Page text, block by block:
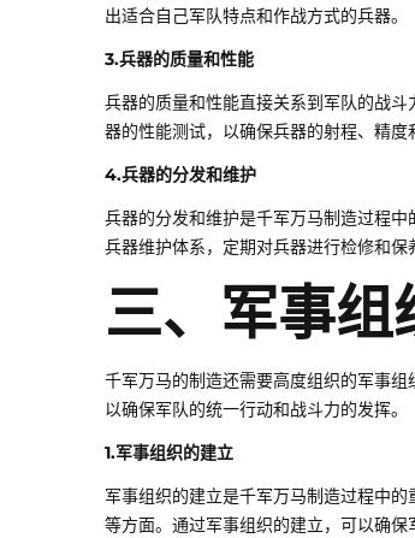
出适合自己军队特点和作战方式的兵器。
3.兵器的质量和性能
兵器的质量和性能直接关系到军队的战
器的性能测试，以确保兵器的射程、精度
4.兵器的分发和维护
兵器的分发和维护是千军万马制造过程
兵器维护体系，定期对兵器进行检修和保
三、军事组
千军万马的制造还需要高度组织的军事组
以确保军队的统一行动和战斗力的发挥。
1.军事组织的建立
军事组织的建立是千军万马制造过程中
等方面。通过军事组织的建立，可以确保